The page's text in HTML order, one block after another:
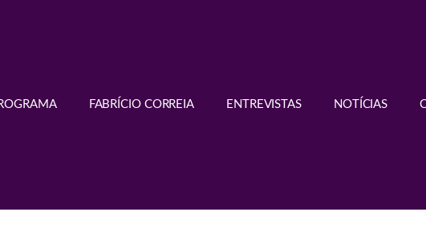
FABRÍCIO CORREIA ENTREVISTAS NOTÍCIAS